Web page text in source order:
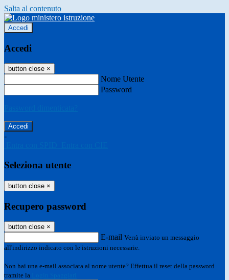
Salta al contenuto
Accedi
Accedi
button close ×
Nome Utente
Password
-
Seleziona utente
button close ×
Recupero password
button close ×
E-mail Verrà inviato un messaggio
all'indirizzo indicato con le istruzioni necessarie.
Non hai una e-mail associata al nome utente? Effettua il reset della password
tramite la